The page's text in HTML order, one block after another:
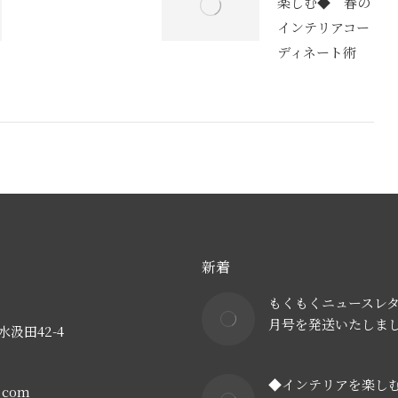
インテリアコー
ディネート術
汲田42-4
新着
もくもくニュースレ
月号を発送いたしま
◆インテリアを楽し